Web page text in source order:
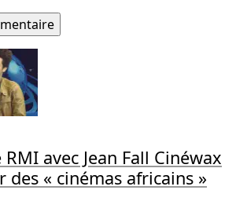
avec Jean Fall Cinéwax
des « cinémas africains »